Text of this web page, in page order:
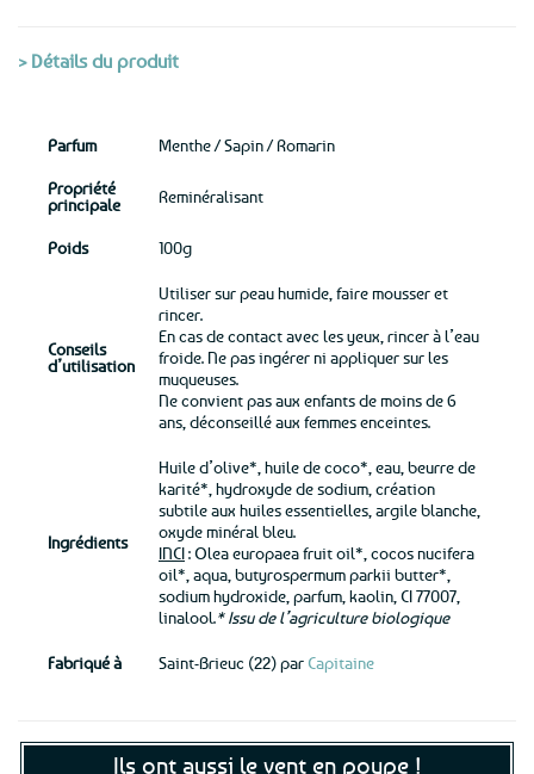
> Détails du produit
Parfum Menthe / Sapin / Romarin
Propriété
principale
Reminéralisant
Poids 100g
Conseils
d’utilisation
Utiliser sur peau humide, faire mousser et
rincer.
En cas de contact avec les yeux, rincer à l’eau
froide. Ne pas ingérer ni appliquer sur les
muqueuses.
Ne convient pas aux enfants de moins de 6
ans, déconseillé aux femmes enceintes.
Ingrédients
Huile d’olive*, huile de coco*, eau, beurre de
karité*, hydroxyde de sodium, création
subtile aux huiles essentielles, argile blanche,
oxyde minéral bleu.
INCI: Olea europaea fruit oil*, cocos nucifera
oil*, aqua, butyrospermum parkii butter*,
sodium hydroxide, parfum, kaolin, CI 77007,
linalool.* Issu de l’agriculture biologique
Fabriqué à Saint-Brieuc (22) par Capitaine
Ils ont aussi le vent en poupe !